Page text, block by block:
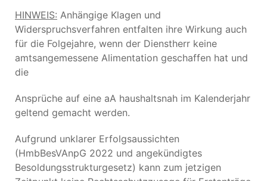
HINWEIS: Anhängige Klagen und
Widerspruchsverfahren entfalten ihre Wirkung auch
für die Folgejahre, wenn der Dienstherr keine
amtsangemessene Alimentation geschaffen hat und
die
Ansprüche auf eine aA haushaltsnah im Kalenderjahr
geltend gemacht werden.
Aufgrund unklarer Erfolgsaussichten
(HmbBesVAnpG 2022 und angekündigtes
Besoldungsstrukturgesetz) kann zum jetzigen